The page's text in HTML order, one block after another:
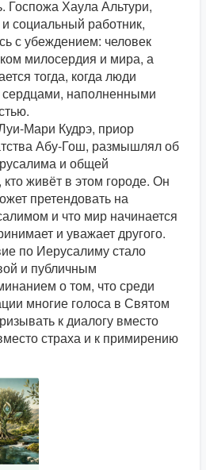
Госпожа Хаула Альтури,
социальный работник,
с убеждением: человек
милосердия и мира, а
тогда, когда люди
сердцами, наполненными
Мари Кудрэ, приор
Абу-Гош, размышлял об
и общей
кто живёт в этом городе. Он
претендовать на
и что мир начинается
и уважает другого.
по Иерусалиму стало
и публичным
о том, что среди
многие голоса в Святом
к диалогу вместо
страха и к примирению